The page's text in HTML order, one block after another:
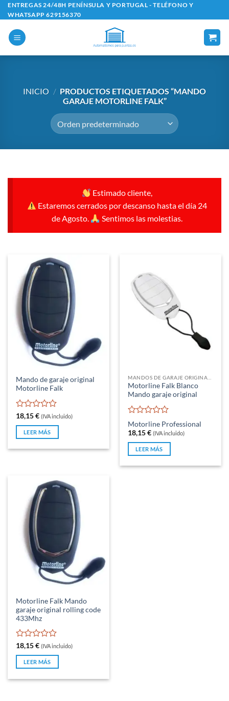
Saltar
al
contenido
ENTREGAS 24/48H PENÍNSULA Y PORTUGAL - TELÉFONO Y
WHATSAPP 629156370
INICIO / PRODUCTOS ETIQUETADOS “MANDO
GARAJE MOTORLINE FALK”
Estimado cliente,
Estaremos cerrados por descanso hasta el día 24
de Agosto.
Sentimos las molestias.
Mando de garaje original
Motorline Falk
Valorado
con
de
5
18,15€ (IVA incluido)
LEER MÁS
Motorline Falk Blanco
Mando garaje original
Valorado
con
0
de
5
Motorline Professional
18,15€ (IVA incluido)
LEER MÁS
Motorline Falk Mando
garaje original rolling code
433Mhz
Valorado
con
de
5
18,15€ (IVA incluido)
LEER MÁS